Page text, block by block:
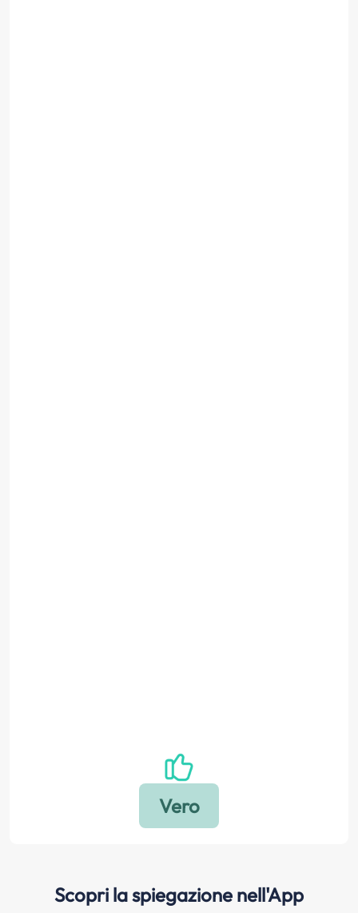
Scopri la spiegazione nell'App